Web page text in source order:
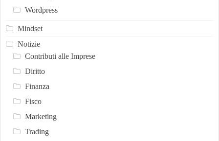
Wordpress
Mindset
Notizie
Contributi alle Imprese
Diritto
Finanza
Fisco
Marketing
Trading